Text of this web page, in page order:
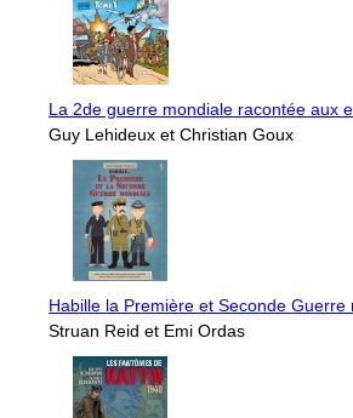
La 2de guerre mondiale racontée aux
Guy Lehideux et Christian Goux
Habille la Première et Seconde Guerre
Struan Reid et Emi Ordas